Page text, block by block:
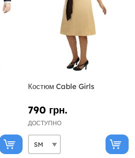
Костюм Cable Girls
790 грн.
ДОСТУПНО